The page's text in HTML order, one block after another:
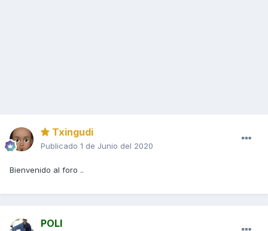
Txingudi
Publicado 1 de Junio del 2020
Bienvenido al foro ..
POLI